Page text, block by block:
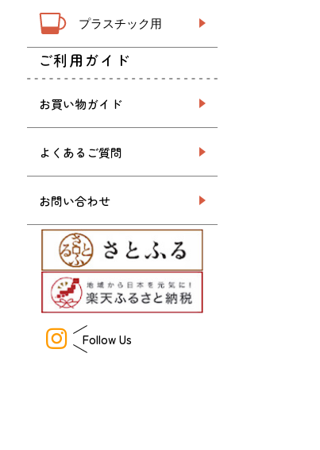
プラスチック用
ご利用ガイド
お買い物ガイド
よくあるご質問
お問い合わせ
Follow Us